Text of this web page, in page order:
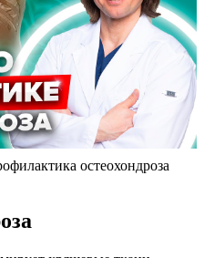
остеохондроза